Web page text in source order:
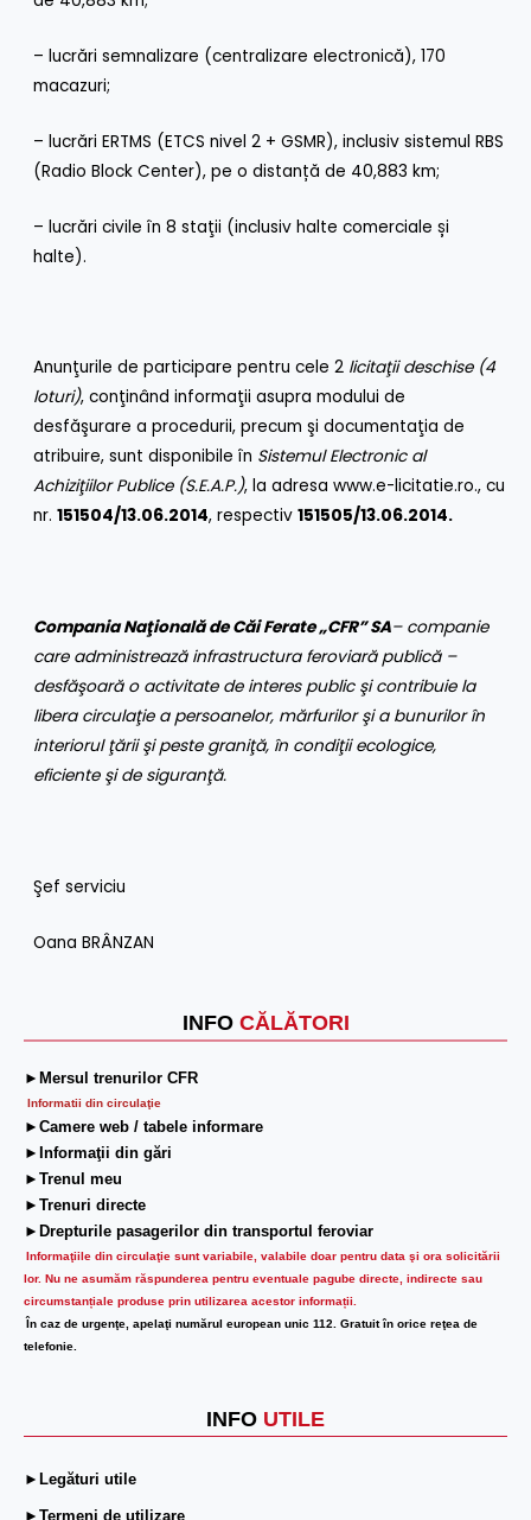
INFO CĂLĂTORI
►Mersul trenurilor CFR
Informatii din circulaţie
►Camere web / tabele informare
►Informaţii din gări
►Trenul meu
►Trenuri directe
►Drepturile pasagerilor din transportul feroviar
Informaţiile din circulaţie sunt variabile, valabile doar pentru data şi ora solicitării
lor. Nu ne asumăm răspunderea pentru eventuale pagube directe, indirecte sau
circumstanțiale produse prin utilizarea acestor informații.
În caz de urgenţe, apelaţi numărul european unic 112. Gratuit în orice reţea de
telefonie.
INFO UTILE
►Legături utile
►Termeni de utilizare
– lucrări semnalizare (centralizare electronică), 170
macazuri;
– lucrări ERTMS (ETCS nivel 2 + GSMR), inclusiv sistemul RBS
(Radio Block Center), pe o distanță de 40,883 km;
– lucrări civile în 8 staţii (inclusiv halte comerciale și
halte).
Anunţurile de participare pentru cele 2 licitaţii deschise (4
loturi), conţinând informaţii asupra modului de
desfăşurare a procedurii, precum şi documentaţia de
atribuire, sunt disponibile în Sistemul Electronic al
Achiziţiilor Publice (S.E.A.P.), la adresawww.e-licitatie.ro., cu
nr.151504/13.06.2014, respectiv151505/13.06.2014.
Compania Naţională de Căi Ferate „CFR” SA– companie
care administrează infrastructura feroviară publică –
desfăşoară o activitate de interes public şi contribuie la
libera circulaţie a persoanelor, mărfurilor şi a bunurilor în
interiorul ţării şi peste graniţă, în condiţii ecologice,
eficiente şi de siguranţă.
Şef serviciu
Oana BRÂNZAN